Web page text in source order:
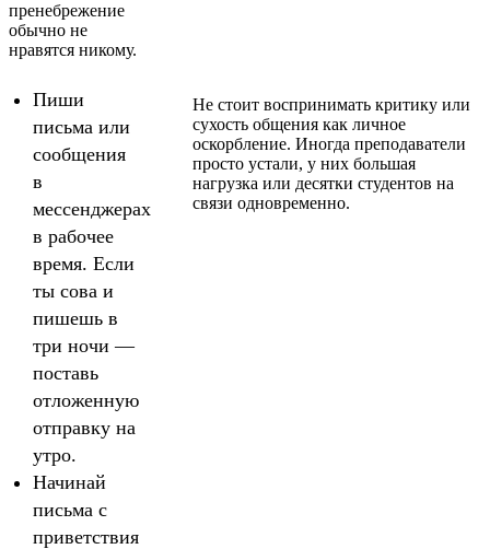
пренебрежение
обычно не
нравятся никому.
Пиши
письма или
сообщения
в
мессенджерах
в рабочее
время. Если
ты сова и
пишешь в
три ночи —
поставь
отложенную
отправку на
утро.
Начинай
письма с
приветствия
Не стоит воспринимать критику или
сухость общения как личное
оскорбление. Иногда преподаватели
просто устали, у них большая
нагрузка или десятки студентов на
связи одновременно.